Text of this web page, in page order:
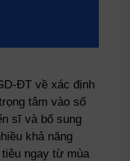
ĐT về xác định
tâm vào số
sĩ và bổ sung
khả năng
ngay từ mùa